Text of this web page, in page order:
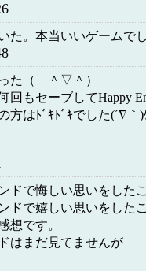
た。本当いいゲームでし
た（ ＾▽＾）
回もセーブしてHappy
方はﾄﾞｷﾄﾞｷでした(´∇｀)
ドで悔しい思いをした
ドで嬉しい思いをした
想です。
はまだ見てませんが